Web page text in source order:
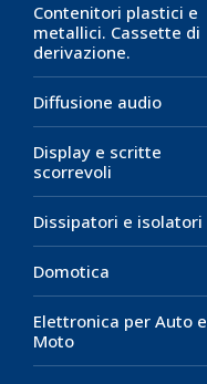
Contenitori plastici e
metallici. Cassette di
derivazione.
Diffusione audio
Display e scritte
scorrevoli
Dissipatori e isolatori
Domotica
Elettronica per Auto e
Moto